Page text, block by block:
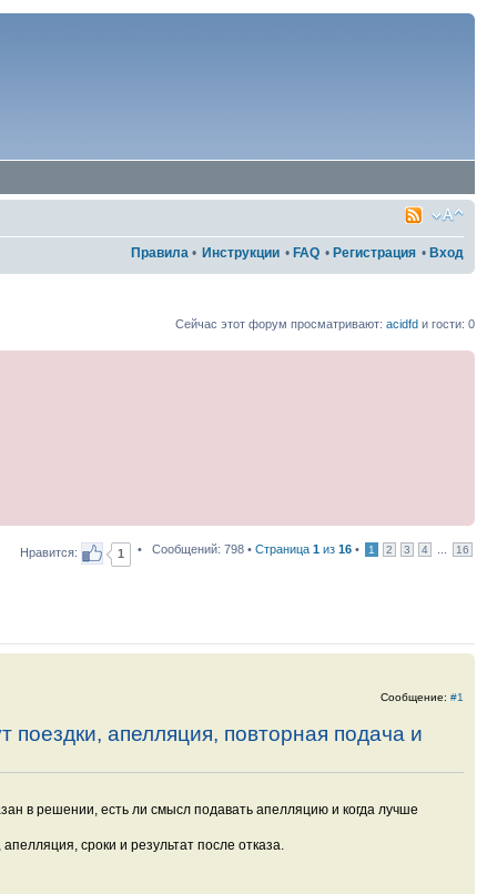
Правила • Инструкции • FAQ • Регистрация • Вход
Сейчас этот форум просматривают: acidfd и гости: 0
Нравится: 1 • Сообщений: 798 • Страница 1 из 16 • 1 2 3 4 16
Сообщение: #1
апелляция, повторная подача и
в решении, есть ли смысл подавать апелляцию и когда лучше
сроки и результат после отказа.